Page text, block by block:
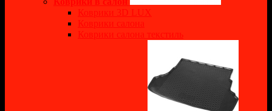
Коврики 3D LUX
Коврики салона
Коврики салона текстиль